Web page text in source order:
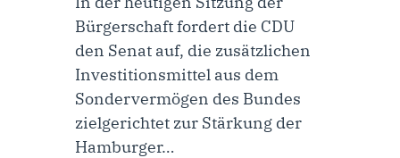
Bürgerschaft fordert die CDU
den Senat auf, die zusätzlichen
Investitionsmittel aus dem
Sondervermögen des Bundes
zielgerichtet zur Stärkung der
Hamburger…